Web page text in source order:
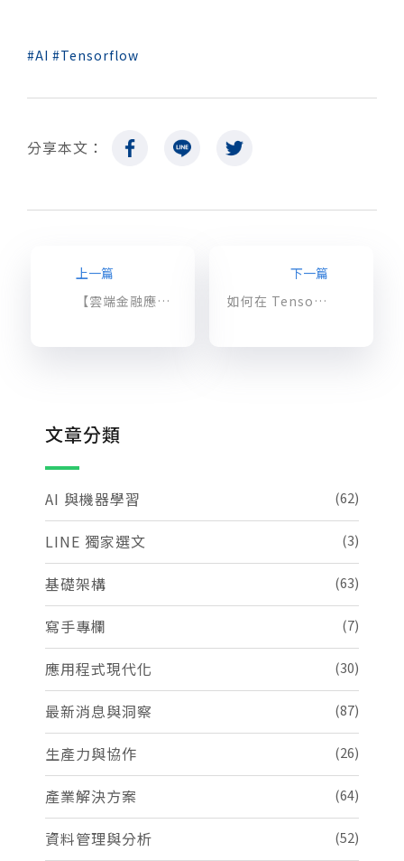
AI Tensorflow
分享本文：
上一篇
【雲端金融應用】使用 BigQuery 和 Cloud Datalab 分析金融時間序列
下一篇
如何在 TensorFlow 部署推薦系統：在 Google Analytics (分析) 的資料上應用 (三)
文章分類
AI 與機器學習 (62)
LINE 獨家選文 (3)
基礎架構 (63)
寫手專欄 (7)
應用程式現代化 (30)
最新消息與洞察 (87)
生產力與協作 (26)
產業解決方案 (64)
資料管理與分析 (52)